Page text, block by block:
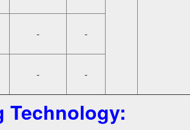
-
-
- -
Technology: